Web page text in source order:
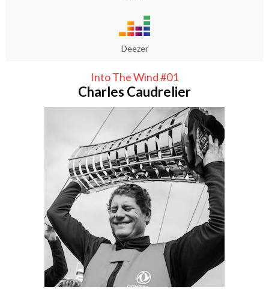
Deezer
Into The Wind #01
Charles Caudrelier